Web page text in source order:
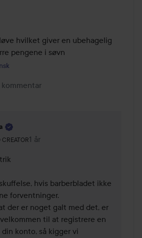
hvilket giver en ubehagelig
pengene i søvn
kommentar
CREATOR
rolle: Lyko Creator.
1 år
Kommentaren lades 1 år
hvis barberbladet ikke
forventninger.
der er noget galt med det, er
til at registrere en
konto, så kigger vi